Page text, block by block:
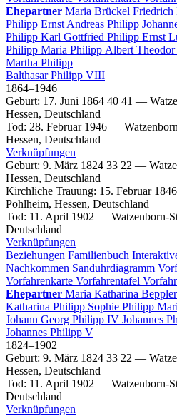
Ehepartner Maria Brückel Friedrich
Philipp Ernst Andreas Philipp
Philipp Karl Gottfried Philipp Ernst
Philipp Maria Philipp Albert Theodor
Martha Philipp
BalthasarPhilipp VIII
1864–1946
Geburt: 17. Juni 1864 40 41 —
Hessen, Deutschland
Tod: 28. Februar 1946 —
Hessen, Deutschland
Verknüpfungen
Geburt: 9. März 1824 33 22 —
Hessen, Deutschland
Kirchliche Trauung: 15. Februar 1846
Pohlheim, Hessen, Deutschland
Tod: 11. April 1902 — Watzenborn-
Deutschland
Verknüpfungen
Beziehungen Familienbuch
Nachkommen Sanduhrdiagramm
Vorfahrenkarte Vorfahrentafel
Ehepartner Maria Katharina Beppler
Katharina Philipp Sophie Philipp
Johann Georg Philipp IV Johannes
Johannes Philipp V
1824–1902
Geburt: 9. März 1824 33 22 —
Hessen, Deutschland
Tod: 11. April 1902 — Watzenborn-
Deutschland
Verknüpfungen